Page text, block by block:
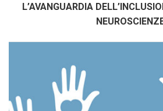
L’AVANGUARDIA